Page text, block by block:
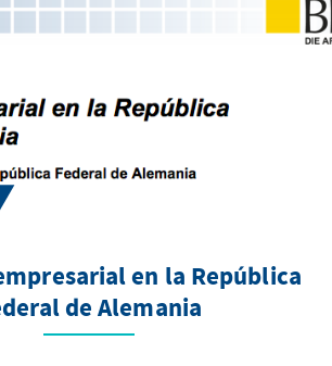
en la República
de Alemania